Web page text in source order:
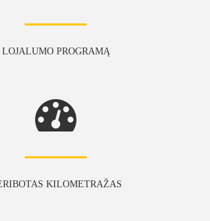
LOJALUMO PROGRAMĄ
KILOMETRAŽAS